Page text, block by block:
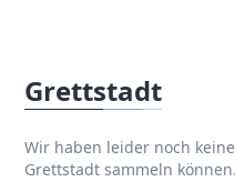
Grettstadt
Wir haben leider noch
Grettstadt sammeln können.